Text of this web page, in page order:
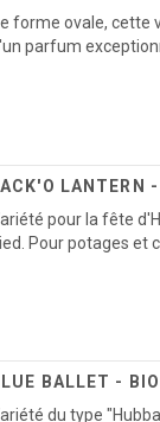
forme ovale, cette
parfum
LANTERN -
pour la fête
Pour potages et
BALLET - BIO
du type